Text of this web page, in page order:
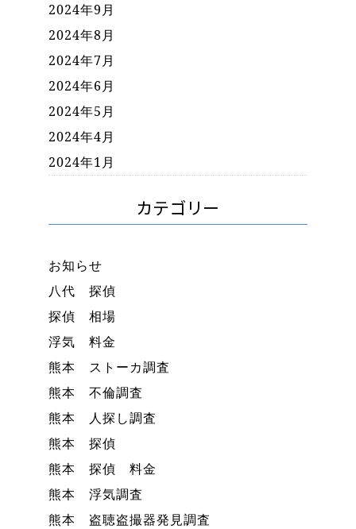
2024年9月
2024年8月
2024年7月
2024年6月
2024年5月
2024年4月
2024年1月
カテゴリー
お知らせ
八代 探偵
探偵 相場
浮気 料金
熊本 ストーカ調査
熊本 不倫調査
熊本 人探し調査
熊本 探偵
熊本 探偵 料金
熊本 浮気調査
熊本 盗聴盗撮器発見調査